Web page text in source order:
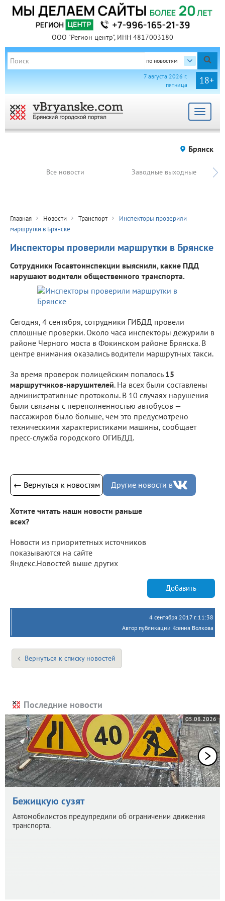
ООО "Регион центр", ИНН 4817003180
по новостям
18+
7 августа 2026 г.
пятница
Toggle
Брянск
Все новости Заводные выходные
Главная Новости Транспорт
Инспекторы проверили
маршрутки в Брянске
Инспекторы проверили маршрутки в Брянске
Сотрудники Госавтоинспекции выяснили, какие ПДД
нарушают водители общественного транспорта.
Сегодня, 4 сентября, сотрудники ГИБДД провели
сплошные проверки. Около часа инспекторы дежурили в
районе Черного моста в Фокинском районе Брянска. В
центре внимания оказались водители маршрутных такси.
За время проверок полицейским попалось 15
маршрутчиков-нарушителей. На всех были составлены
административные протоколы. В 10 случаях нарушения
были связаны с переполненностью автобусов —
пассажиров было больше, чем это предусмотрено
техническими характеристиками машины, сообщает
пресс-служба городского ОГИБДД.
← Вернуться к новостям Другие новости в
Хотите читать наши новости раньше
всех?
Новости из приоритетных источников
показываются на сайте
Яндекс.Новостей выше других
Добавить
4 сентября 2017 г. 11:38
Автор публикации Ксения Волкова
Вернуться к списку новостей
Последние новости
05.08.2026
Бежицкую сузят
Автомобилистов предупредили об ограничении движения
транспорта.